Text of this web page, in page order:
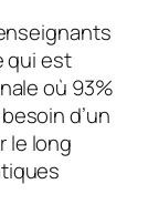
qui est
où 93%
d’un
le long